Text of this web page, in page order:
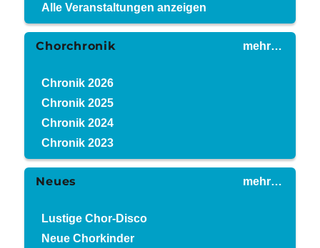
Alle Veranstaltungen anzeigen
mehr…
Chorchronik
Chronik 2026
Chronik 2025
Chronik 2024
Chronik 2023
mehr…
Neues
Lustige Chor-Disco
Neue Chorkinder